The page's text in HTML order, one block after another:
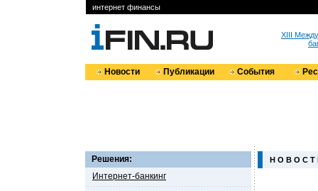
интернет финансы
XIII
Новости Публикации События
Решения:
Интернет-банкинг
Н О В О С Т